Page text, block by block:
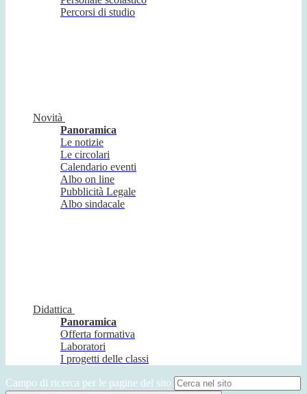
Percorsi di studio
Novità
Panoramica
Le notizie
Le circolari
Calendario eventi
Albo on line
Pubblicità Legale
Albo sindacale
Didattica
Panoramica
Offerta formativa
Laboratori
I progetti delle classi
Campo di ricerca per le pagine del sito